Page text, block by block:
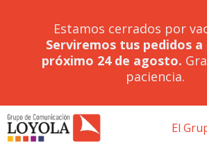
Estamos cerrados por
Serviremos tus pedidos
próximo 24 de agosto.
paciencia.
El